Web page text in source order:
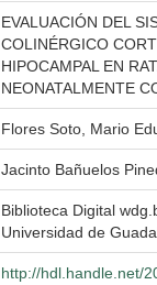
EVALUACIÓN DEL
COLINÉRGICO
HIPOCAMPAL EN
NEONATALMENTE
Flores Soto, Mario
Jacinto Bañuelos
Biblioteca Digital
Universidad de
http://hdl.handle.net/